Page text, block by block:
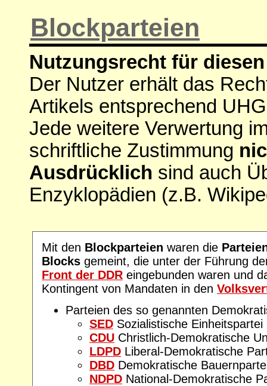
Blockparteien
Nutzungsrecht für
Der Nutzer erhält das
Artikels entsprechend
Jede weitere Verwertung
schriftliche Zustimmung
Ausdrücklich sind auch
Enzyklopädien (z.B.
Mit den Blockparteien waren die
Blocks gemeint, die unter der Führung
Front der DDR eingebunden waren und
Kontingent von Mandaten in den
Parteien des so genannten
SED Sozialistische
CDU Christlich-Demokratische
LDPD Liberal-Demokratische
DBD Demokratische
NDPD National-Demokratische